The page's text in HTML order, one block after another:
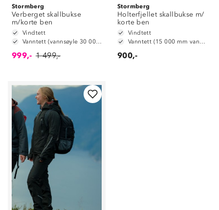
Stormberg
Verberget skallbukse
m/korte ben
Vindtett
Vanntett (vannsøyle 30 000 mm)
999,- 1 499,-
Stormberg
Holterfjellet skallbukse m/
korte ben
Vindtett
Vanntett (15 000 mm vannsøyle)
900,-